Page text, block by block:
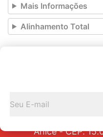
Mais Informações
Alinhamento Total
Av. Tarraf,
Anice - CEP: